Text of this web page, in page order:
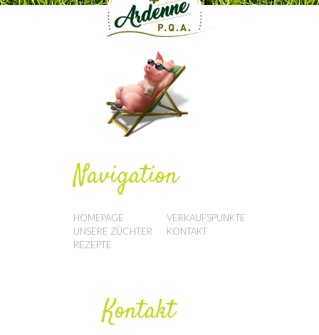
Navigation
HOMEPAGE
UNSERE ZÜCHTER
REZEPTE
VERKAUFSPUNKTE
KONTAKT
Kontakt